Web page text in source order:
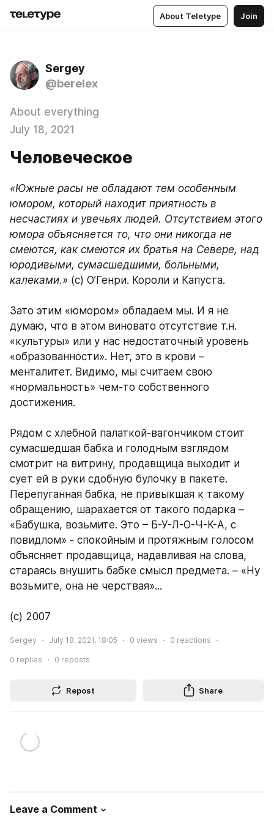
About Teletype Join
Sergey
@berelex
About everything
July 18, 2021
Человеческое
«Южные расы не обладают тем особенным
юмором, который находит приятность в
несчастиях и увечьях людей. Отсутствием этого
юмора объясняется то, что они никогда не
смеются, как смеются их братья на Севере, над
юродивыми, сумасшедшими, больными,
калеками.» (с) О’Генри. Короли и Капуста.
Зато этим «юмором» обладаем мы. И я не
думаю, что в этом виновато отсутствие т.н.
«культуры» или у нас недостаточный уровень
«образованности». Нет, это в крови –
менталитет. Видимо, мы считаем свою
«нормальность» чем-то собственного
достижения.
Рядом с хлебной палаткой-вагончиком стоит
сумасшедшая бабка и голодным взглядом
смотрит на витрину, продавщица выходит и
сует ей в руки сдобную булочку в пакете.
Перепуганная бабка, не привыкшая к такому
обращению, шарахается от такого подарка –
«Бабушка, возьмите. Это – Б-У-Л-О-Ч-К-А, с
повидлом» - спокойным и протяжным голосом
объясняет продавщица, надавливая на слова,
стараясь внушить бабке смысл предмета. – «Ну
возьмите, она не черствая»...
(с) 2007
Sergey July 18, 2021, 18:05 0 views 0 reactions
0 replies 0 reposts
Repost Share
Leave a Comment